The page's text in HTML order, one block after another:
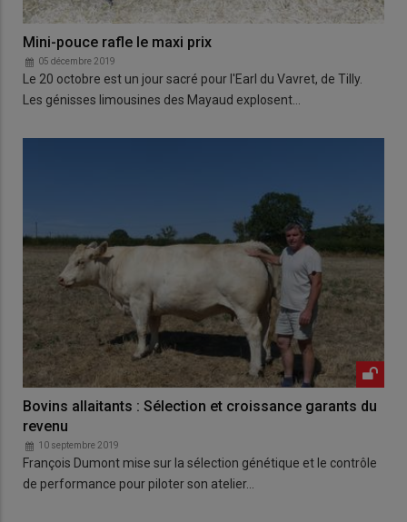
Mini-pouce rafle le maxi prix
05 décembre 2019
Le 20 octobre est un jour sacré pour l'Earl du Vavret, de Tilly.
Les génisses limousines des Mayaud explosent…
Bovins allaitants : Sélection et croissance garants du
revenu
10 septembre 2019
François Dumont mise sur la sélection génétique et le contrôle
de performance pour piloter son atelier…